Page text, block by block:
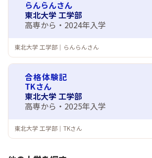
らんらんさん
東北大学 工学部
高専から・2024年入学
東北大学 工学部｜らんらんさん
合格体験記
TKさん
東北大学 工学部
高専から・2025年入学
東北大学 工学部｜TKさん